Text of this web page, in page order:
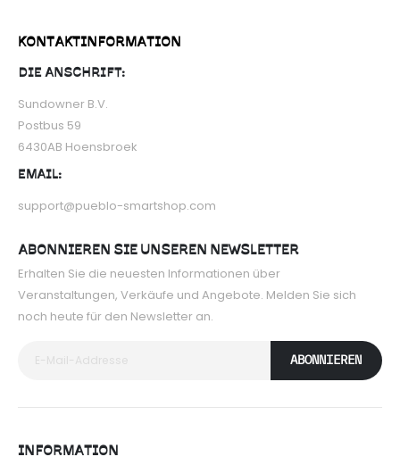
KONTAKTINFORMATION
DIE ANSCHRIFT:
Sundowner B.V.
Postbus 59
6430AB Hoensbroek
EMAIL:
support@pueblo-smartshop.com
ABONNIEREN SIE UNSEREN NEWSLETTER
Erhalten Sie die neuesten Informationen über
Veranstaltungen, Verkäufe und Angebote. Melden Sie sich
noch heute für den Newsletter an.
ABONNIEREN
INFORMATION